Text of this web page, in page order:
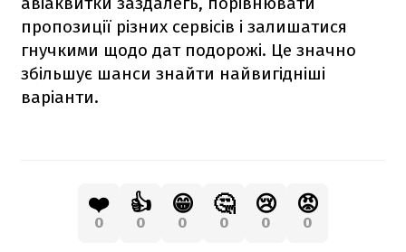
пропозиції різних сервісів і залишатися
гнучкими щодо дат подорожі. Це значно
збільшує шанси знайти найвигідніші
варіанти.
❤️
0
👍
0
😁
0
🤔
0
😢
0
😡
0